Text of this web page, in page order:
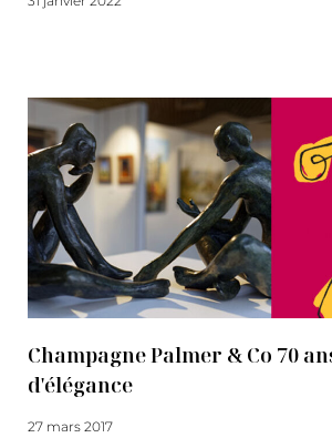
Champagne Palmer & Co 70
d'élégance
27 mars 2017